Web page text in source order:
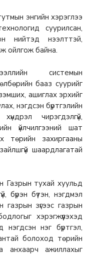
энгийн хэрэглээ
суурилсан,
нийтэд нээлттэй,
ойлгож байна.
системын
бааз суурийг
ашиглах эрхийг
нэгдсэн бүртгэлийн
чирэгдэлгүй,
үйлчилгээний шат
төрийн захиргааны
шаардлагатай
Газрын тухай хуульд
бүрэн бүтэн, нэгдмэл
газрын зүгээс газрын
хэрэгжүүлэхэд
нэг бүртгэл,
болоход төрийн
анхаарч ажиллахыг